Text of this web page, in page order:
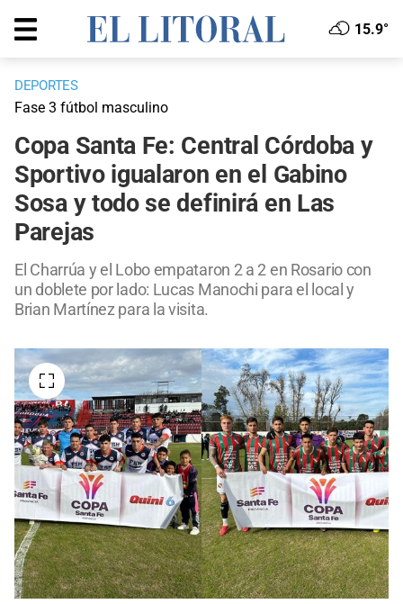
15.9°
DEPORTES
Fase 3 fútbol masculino
Copa Santa Fe: Central Córdoba y
Sportivo igualaron en el Gabino
Sosa y todo se definirá en Las
Parejas
El Charrúa y el Lobo empataron 2 a 2 en Rosario con
un doblete por lado: Lucas Manochi para el local y
Brian Martínez para la visita.